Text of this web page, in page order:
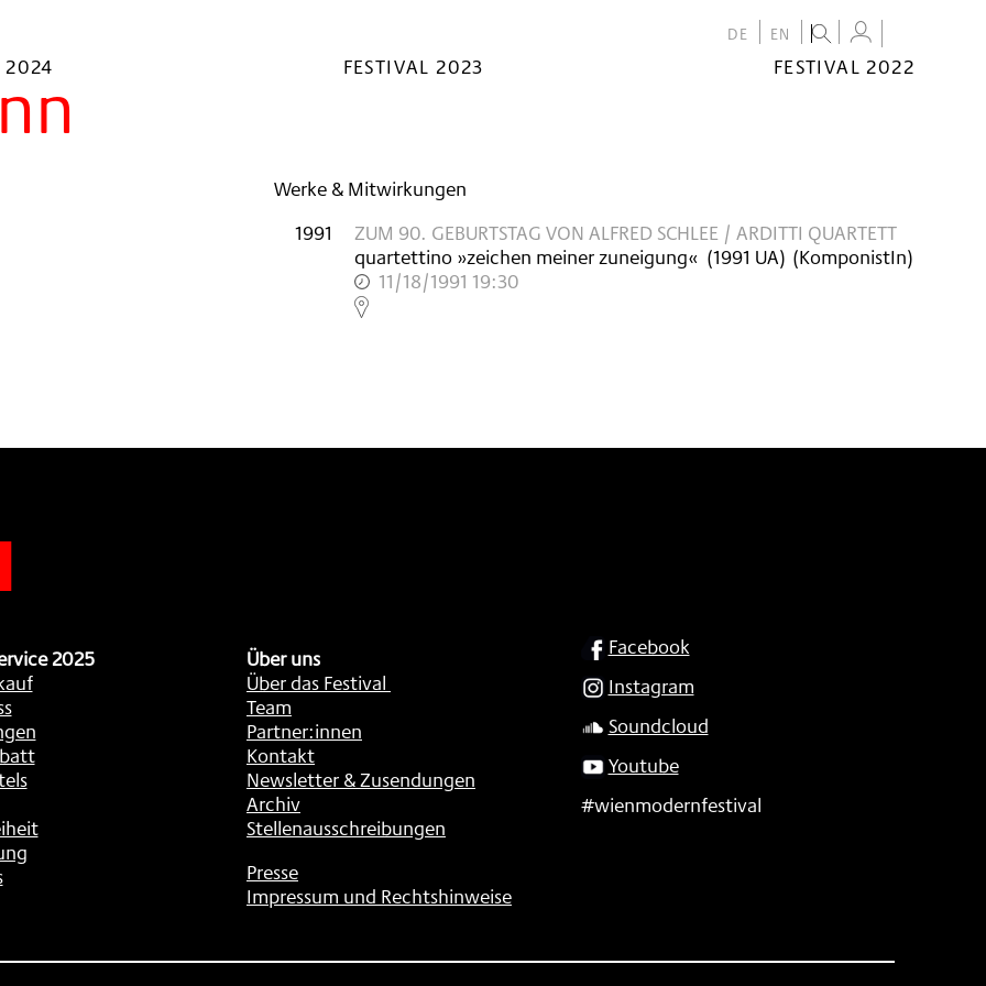
DE EN
2024 FESTIVAL 2023
FESTIVAL 2022
Werke & Mitwirkungen
1991
ZUM 90. GEBURTSTAG VON ALFRED SCHLEE / ARDITTI QUARTETT
quartettino »zeichen meiner zuneigung« (1991 UA) (KomponistIn)
11/18/1991 19:30
,
2025
Über uns
Über das Festival
Team
Partner:innen
Kontakt
Newsletter & Zusendungen
Archiv
Stellenausschreibungen
Presse
Impressum und Rechtshinweise
SOCIAL
Facebook
Instagram
Soundcloud
Youtube
#wienmodernfestival